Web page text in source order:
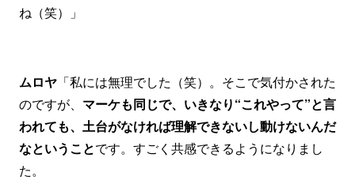
ね（笑）」
ムロヤ 「私には無理でした（笑）。そこで気付かされた
のですが、 マーケも同じで、いきなり“これやって”と言
われても、土台がなければ理解できないし動けないんだ
なということです。すごく共感できるようになりまし
た。